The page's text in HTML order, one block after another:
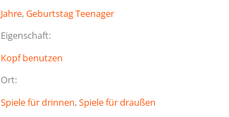
Jahre, Geburtstag Teenager
Eigenschaft:
Kopf benutzen
Ort:
Spiele für drinnen, Spiele für draußen